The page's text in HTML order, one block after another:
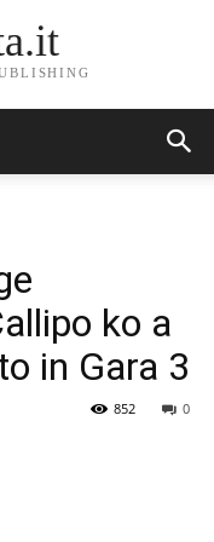
ko a
in Gara 3
0
852